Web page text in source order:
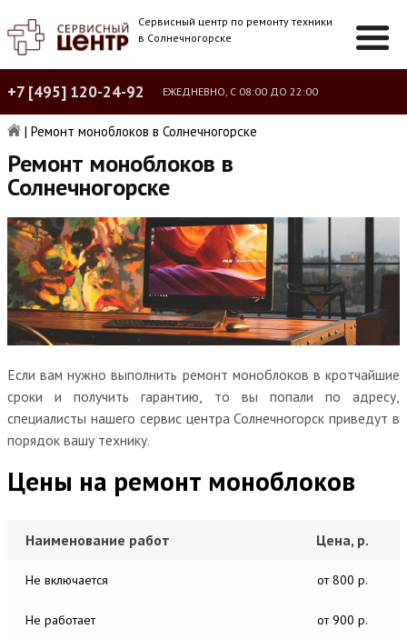
Сервисный центр по ремонту техники
в Солнечногорске
+7 [495] 120-24-92 ЕЖЕДНЕВНО, С 08:00 ДО 22:00
| Ремонт моноблоков в Солнечногорске
Ремонт моноблоков в
Солнечногорске
Если вам нужно выполнить ремонт моноблоков в кротчайшие
сроки и получить гарантию, то вы попали по адресу,
специалисты нашего сервис центра Солнечногорск приведут в
порядок вашу технику.
Цены на ремонт моноблоков
Наименование работ Цена, р.
Не включается от 800 р.
Не работает от 900 р.